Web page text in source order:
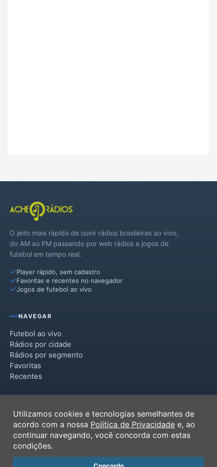
O jeito mais rápido de ouvir rádios brasileiras ao vivo,
do AM ao FM passando por web rádios e jogos de
futebol em tempo real.
Player rápido, sem cadastro
Favoritas e recentes no navegador
Jogos de futebol ao vivo
NAVEGAR
Futebol ao vivo
Rádios por cidade
Rádios por segmento
Favoritas
Recentes
Termos de Uso
Política de Privacidade
Ferramentas
Contato
Utilizamos cookies e tecnologias semelhantes de
acordo com a nossa Política de Privacidade e, ao
continuar navegando, você concorda com estas
condições.